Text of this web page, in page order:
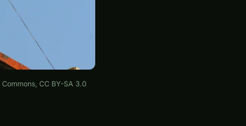
CC BY-SA 3.0